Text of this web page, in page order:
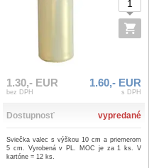
1.30,- EUR
bez DPH
1.60,- EUR
s DPH
Dostupnosť vypredané
Sviečka valec s výškou 10 cm a priemerom
5 cm. Vyrobená v PL. MOC je za 1 ks. V
kartóne = 12 ks.